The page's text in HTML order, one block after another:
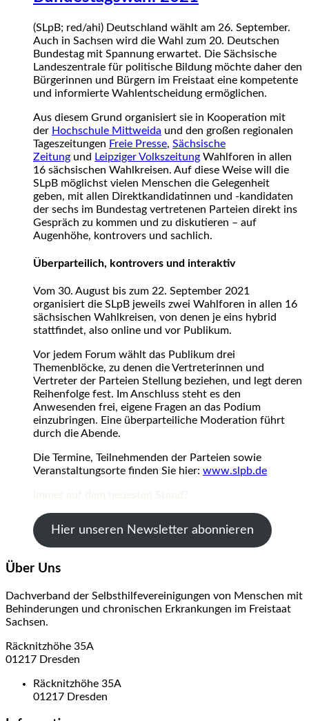
(SLpB; red/ahi) Deutschland wählt am 26. September.
Auch in Sachsen wird die Wahl zum 20. Deutschen
Bundestag mit Spannung erwartet. Die Sächsische
Landeszentrale für politische Bildung möchte daher den
Bürgerinnen und Bürgern im Freistaat eine kompetente
und informierte Wahlentscheidung ermöglichen.
Aus diesem Grund organisiert sie in Kooperation mit
der Hochschule Mittweida und den großen regionalen
Tageszeitungen Freie Presse, Sächsische
Zeitung und Leipziger Volkszeitung Wahlforen in allen
16 sächsischen Wahlkreisen. Auf diese Weise will die
SLpB möglichst vielen Menschen die Gelegenheit
geben, mit allen Direktkandidatinnen und -kandidaten
der sechs im Bundestag vertretenen Parteien direkt ins
Gespräch zu kommen und zu diskutieren – auf
Augenhöhe, kontrovers und sachlich.
Überparteilich, kontrovers und interaktiv
Vom 30. August bis zum 22. September 2021
organisiert die SLpB jeweils zwei Wahlforen in allen 16
sächsischen Wahlkreisen, von denen je eins hybrid
stattfindet, also online und vor Publikum.
Vor jedem Forum wählt das Publikum drei
Themenblöcke, zu denen die Vertreterinnen und
Vertreter der Parteien Stellung beziehen, und legt deren
Reihenfolge fest. Im Anschluss steht es den
Anwesenden frei, eigene Fragen an das Podium
einzubringen. Eine überparteiliche Moderation führt
durch die Abende.
Die Termine, Teilnehmenden der Parteien sowie
Veranstaltungsorte finden Sie hier: www.slpb.de
Hier unseren Newsletter abonnieren
Über Uns
Dachverband der Selbsthilfevereinigungen von Menschen mit
Behinderungen und chronischen Erkrankungen im Freistaat
Sachsen.
Räcknitzhöhe 35A
01217 Dresden
Räcknitzhöhe 35A
01217 Dresden